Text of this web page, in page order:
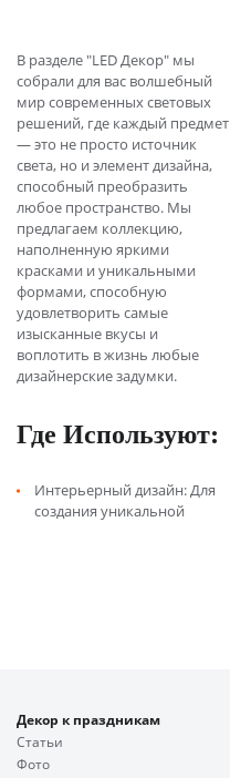
В разделе "LED Декор" мы
собрали для вас волшебный
мир современных световых
решений, где каждый предмет
— это не просто источник
света, но и элемент дизайна,
способный преобразить
любое пространство. Мы
предлагаем коллекцию,
наполненную яркими
красками и уникальными
формами, способную
удовлетворить самые
изысканные вкусы и
воплотить в жизнь любые
дизайнерские задумки.
Где Используют:
Интерьерный дизайн: Для
создания уникальной
Декор к праздникам
Статьи
Фото